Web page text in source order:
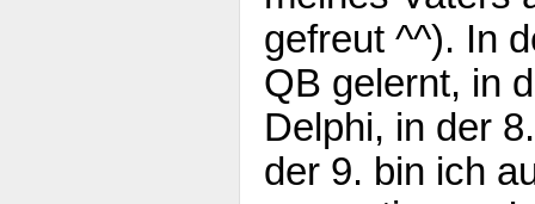
gefreut ^^). In
QB gelernt, in
Delphi, in der
der 9. bin ich